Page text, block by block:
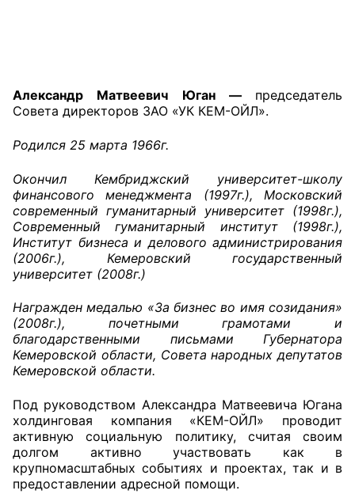
Общественные советы
органах федеральных органов
исполнительной власти
Общественные советы по проведению
независимой оценки качества условий
оказания услуг
О Палате
Структура Палаты
Комиссии
Совет ОП КО
Общественный штаб
Члены ОП КО
Александр Матвеевич Юган — председатель
Совета директоров ЗАО «УК КЕМ-ОЙЛ».
Родился 25 марта 1966г.
Окончил Кембриджский университет-школу
финансового менеджмента (1997г.), Московский
современный гуманитарный университет (1998г.),
Современный гуманитарный институт (1998г.),
Институт бизнеса и делового администрирования
(2006г.), Кемеровский государственный
университет (2008г.)
Награжден медалью «За бизнес во имя созидания»
(2008г.), почетными грамотами и
благодарственными письмами Губернатора
Кемеровской области, Совета народных депутатов
Кемеровской области.
Под руководством Александра Матвеевича Югана
холдинговая компания «КЕМ-ОЙЛ» проводит
активную социальную политику, считая своим
долгом активно участвовать как в
крупномасштабных событиях и проектах, так и в
предоставлении адресной помощи.